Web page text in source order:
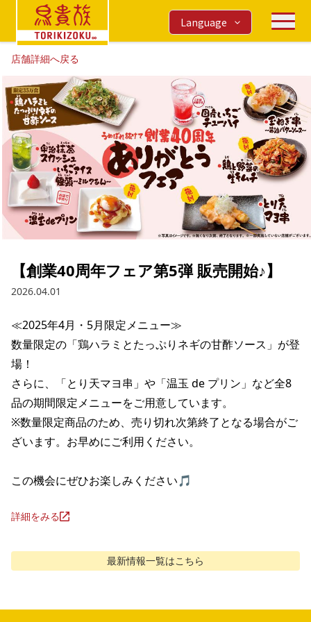
Language
店舗詳細へ戻る
【創業40周年フェア第5弾 販売開始♪】
2026.04.01
≪2025年4月・5月限定メニュー≫
数量限定の「鶏ハラミとたっぷりネギの甘酢ソース」が登
場！
さらに、「とり天マヨ串」や「温玉 de プリン」など全8
品の期間限定メニューをご用意しています。
※数量限定商品のため、売り切れ次第終了となる場合がご
ざいます。お早めにご利用ください。
この機会にぜひお楽しみください🎵
詳細をみる
最新情報一覧はこちら